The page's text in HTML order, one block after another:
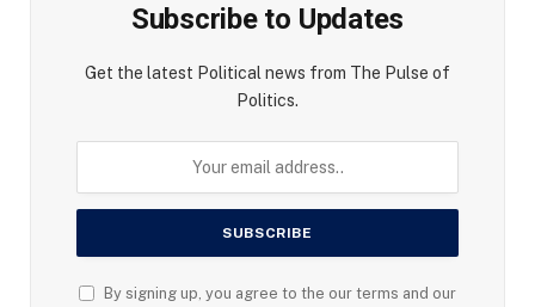
Subscribe to Updates
Get the latest Political news from The Pulse of
Politics.
By signing up, you agree to the our terms and our